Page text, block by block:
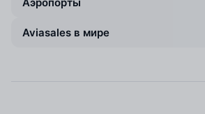
Aviasales в мире